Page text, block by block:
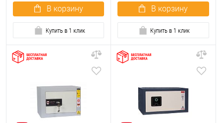
В корзину
Купить в 1 клик
В корзину
Купить в 1 клик